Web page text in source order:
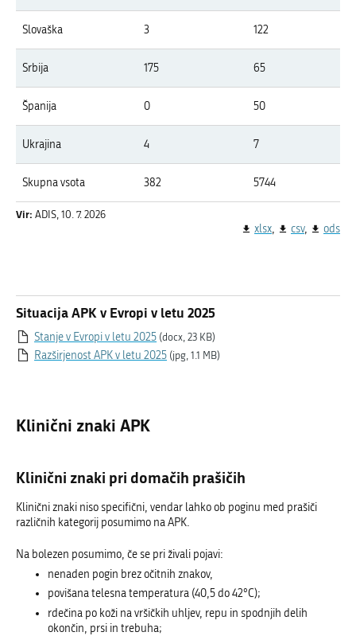
Slovaška 3 122
Srbija 175 65
Španija 0 50
Ukrajina 4 7
Skupna vsota 382 5744
Vir: ADIS, 10. 7. 2026
xlsx csv ods
Situacija APK v Evropi v letu 2025
Stanje v Evropi v letu 2025 (docx, 23 KB)
Razširjenost APK v letu 2025 (jpg, 1.1 MB)
Klinični znaki APK
Klinični znaki pri domačih prašičih
Klinični znaki niso specifični, vendar lahko ob poginu med prašiči
različnih kategorij posumimo na APK.
Na bolezen posumimo, če se pri živali pojavi:
nenaden pogin brez očitnih znakov,
povišana telesna temperatura (40,5 do 42°C);
rdečina po koži na vršičkih uhljev, repu in spodnjih delih
okončin, prsi in trebuha;